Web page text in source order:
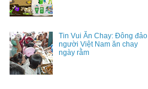
Tin Vui Ăn Chay: Đông đảo
người Việt Nam ăn chay
ngày rằm